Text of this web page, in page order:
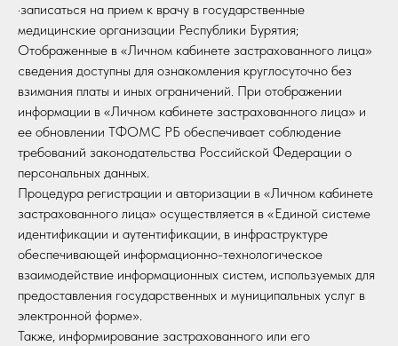
·записаться на прием к врачу в государственные
медицинские организации Республики Бурятия;
Отображенные в «Личном кабинете застрахованного лица»
сведения доступны для ознакомления круглосуточно без
взимания платы и иных ограничений. При отображении
информации в «Личном кабинете застрахованного лица» и
ее обновлении ТФОМС РБ обеспечивает соблюдение
требований законодательства Российской Федерации о
персональных данных.
Процедура регистрации и авторизации в «Личном кабинете
застрахованного лица» осуществляется в «Единой системе
идентификации и аутентификации, в инфраструктуре
обеспечивающей информационно-технологическое
взаимодействие информационных систем, используемых для
предоставления государственных и муниципальных услуг в
электронной форме».
Также, информирование застрахованного или его